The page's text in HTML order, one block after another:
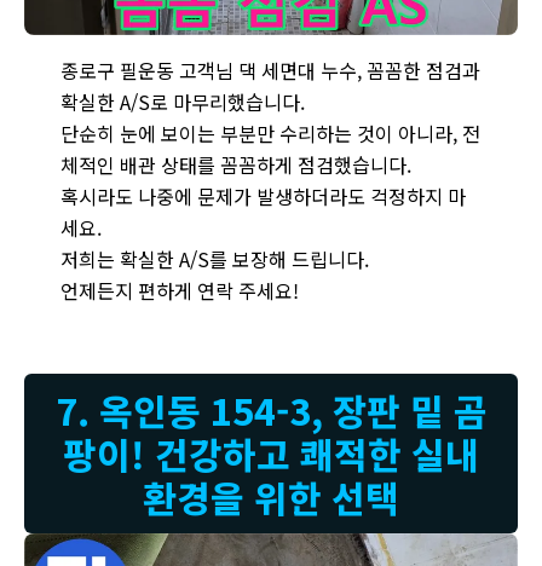
종로구 필운동 고객님 댁 세면대 누수, 꼼꼼한 점검과
확실한 A/S로 마무리했습니다.
단순히 눈에 보이는 부분만 수리하는 것이 아니라, 전
체적인 배관 상태를 꼼꼼하게 점검했습니다.
혹시라도 나중에 문제가 발생하더라도 걱정하지 마
세요.
저희는 확실한 A/S를 보장해 드립니다.
언제든지 편하게 연락 주세요!
7. 옥인동 154-3, 장판 밑 곰
팡이! 건강하고 쾌적한 실내
환경을 위한 선택